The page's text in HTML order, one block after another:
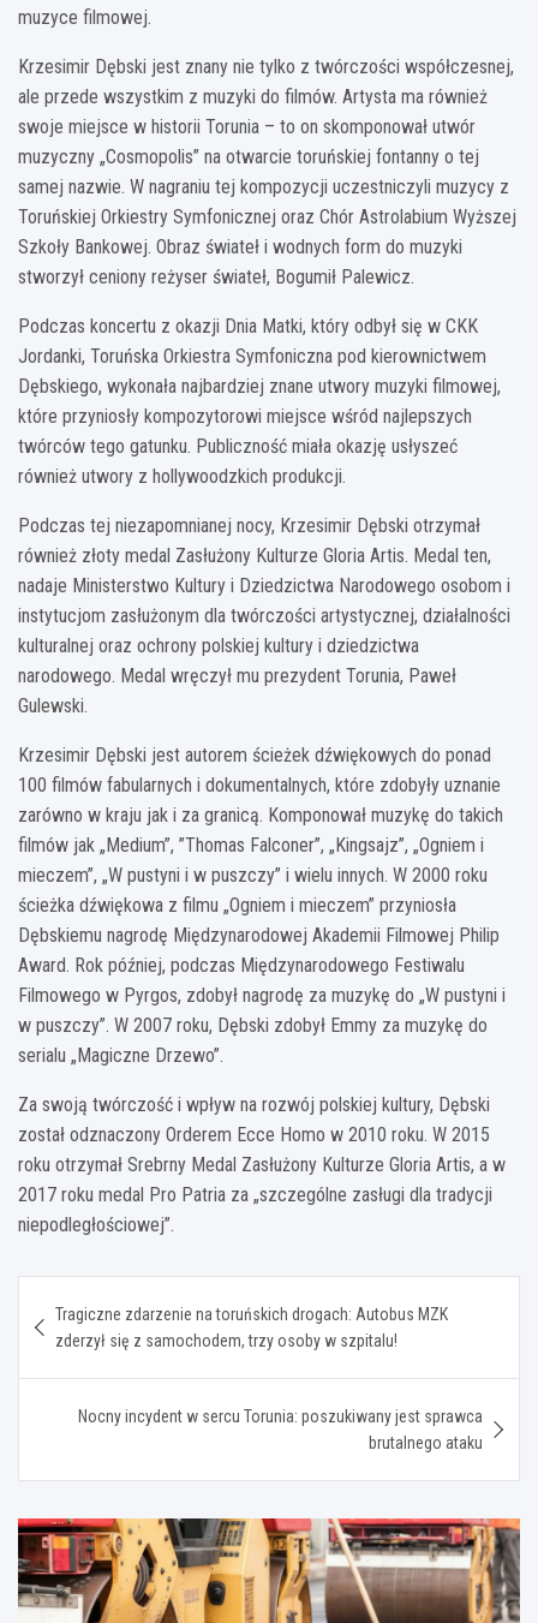
muzyce filmowej.
Krzesimir Dębski jest znany nie tylko z twórczości współczesnej,
ale przede wszystkim z muzyki do filmów. Artysta ma również
swoje miejsce w historii Torunia – to on skomponował utwór
muzyczny „Cosmopolis” na otwarcie toruńskiej fontanny o tej
samej nazwie. W nagraniu tej kompozycji uczestniczyli muzycy z
Toruńskiej Orkiestry Symfonicznej oraz Chór Astrolabium Wyższej
Szkoły Bankowej. Obraz świateł i wodnych form do muzyki
stworzył ceniony reżyser świateł, Bogumił Palewicz.
Podczas koncertu z okazji Dnia Matki, który odbył się w CKK
Jordanki, Toruńska Orkiestra Symfoniczna pod kierownictwem
Dębskiego, wykonała najbardziej znane utwory muzyki filmowej,
które przyniosły kompozytorowi miejsce wśród najlepszych
twórców tego gatunku. Publiczność miała okazję usłyszeć
również utwory z hollywoodzkich produkcji.
Podczas tej niezapomnianej nocy, Krzesimir Dębski otrzymał
również złoty medal Zasłużony Kulturze Gloria Artis. Medal ten,
nadaje Ministerstwo Kultury i Dziedzictwa Narodowego osobom i
instytucjom zasłużonym dla twórczości artystycznej, działalności
kulturalnej oraz ochrony polskiej kultury i dziedzictwa
narodowego. Medal wręczył mu prezydent Torunia, Paweł
Gulewski.
Krzesimir Dębski jest autorem ścieżek dźwiękowych do ponad
100 filmów fabularnych i dokumentalnych, które zdobyły uznanie
zarówno w kraju jak i za granicą. Komponował muzykę do takich
filmów jak „Medium”, ”Thomas Falconer”, „Kingsajz”, „Ogniem i
mieczem”, „W pustyni i w puszczy” i wielu innych. W 2000 roku
ścieżka dźwiękowa z filmu „Ogniem i mieczem” przyniosła
Dębskiemu nagrodę Międzynarodowej Akademii Filmowej Philip
Award. Rok później, podczas Międzynarodowego Festiwalu
Filmowego w Pyrgos, zdobył nagrodę za muzykę do „W pustyni i
w puszczy”. W 2007 roku, Dębski zdobył Emmy za muzykę do
serialu „Magiczne Drzewo”.
Za swoją twórczość i wpływ na rozwój polskiej kultury, Dębski
został odznaczony Orderem Ecce Homo w 2010 roku. W 2015
roku otrzymał Srebrny Medal Zasłużony Kulturze Gloria Artis, a w
2017 roku medal Pro Patria za „szczególne zasługi dla tradycji
niepodległościowej”.
wpisu
Tragiczne zdarzenie na toruńskich drogach: Autobus MZK
zderzył się z samochodem, trzy osoby w szpitalu!
Nocny incydent w sercu Torunia: poszukiwany jest sprawca
brutalnego ataku